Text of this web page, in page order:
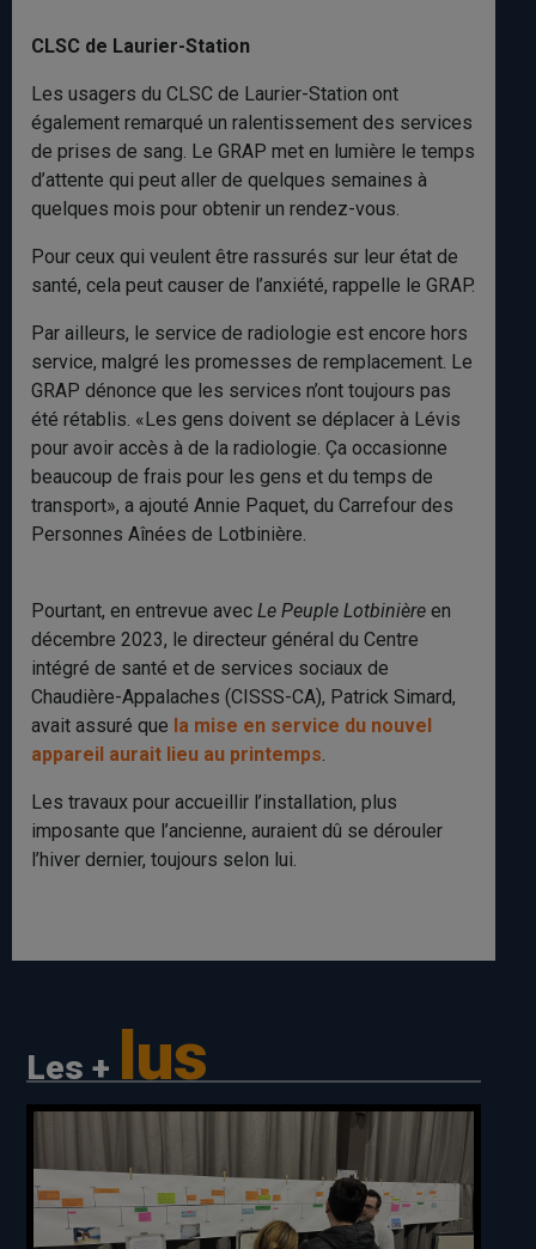
CLSC de Laurier-Station
Les usagers du CLSC de Laurier-Station ont
également remarqué un ralentissement des services
de prises de sang. Le GRAP met en lumière le temps
d’attente qui peut aller de quelques semaines à
quelques mois pour obtenir un rendez-vous.
Pour ceux qui veulent être rassurés sur leur état de
santé, cela peut causer de l’anxiété, rappelle le GRAP.
Par ailleurs, le service de radiologie est encore hors
service, malgré les promesses de remplacement. Le
GRAP dénonce que les services n’ont toujours pas
été rétablis. «Les gens doivent se déplacer à Lévis
pour avoir accès à de la radiologie. Ça occasionne
beaucoup de frais pour les gens et du temps de
transport», a ajouté Annie Paquet, du Carrefour des
Personnes Aînées de Lotbinière.
Pourtant, en entrevue avec Le Peuple Lotbinière en
décembre 2023, le directeur général du Centre
intégré de santé et de services sociaux de
Chaudière-Appalaches (CISSS-CA), Patrick Simard,
avait assuré que la mise en service du nouvel
appareil aurait lieu au printemps.
Les travaux pour accueillir l’installation, plus
imposante que l’ancienne, auraient dû se dérouler
l’hiver dernier, toujours selon lui.
Les + lus